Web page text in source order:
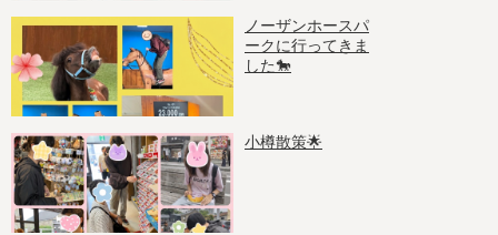
ノーザンホースパ
ークに行ってきま
した🐎
小樽散策🌟